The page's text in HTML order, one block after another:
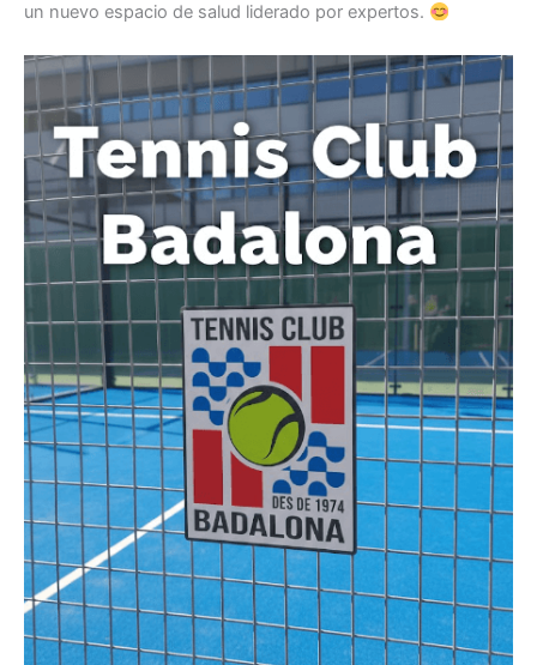
un nuevo espacio de salud liderado por expertos.